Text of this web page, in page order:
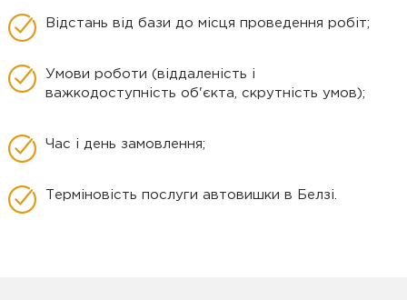
Відстань від бази до місця проведення робіт;
Умови роботи (віддаленість і
важкодоступність об'єкта, скрутність умов);
Час і день замовлення;
Терміновість послуги автовишки в Белзі.